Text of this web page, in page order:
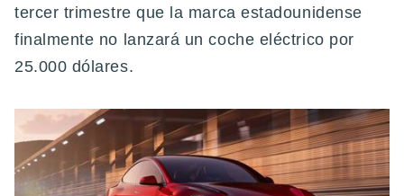
tercer trimestre que la marca estadounidense
finalmente no lanzará un coche eléctrico por
25.000 dólares.